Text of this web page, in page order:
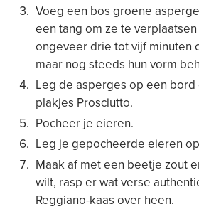
Voeg een bos groene
een tang om ze te
ongeveer drie tot vijf minuten
maar nog steeds hun vorm
Leg de asperges op een
plakjes Prosciutto.
Pocheer je eieren.
Leg je gepocheerde eieren
Maak af met een beetje zout
wilt, rasp er wat verse
Reggiano-kaas over heen.